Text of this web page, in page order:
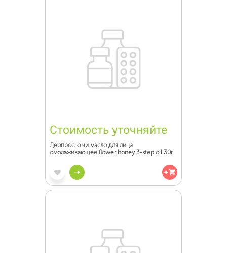
Стоимость уточняйте
Деопрос ю чи масло для лица
омолаживающее flower honey 3-step oil 30г